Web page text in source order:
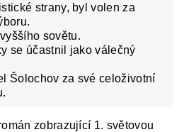
strany, byl volen za
sovětu.
se účastnil jako válečný
Šolochov za své celoživotní
zobrazující 1. světovou